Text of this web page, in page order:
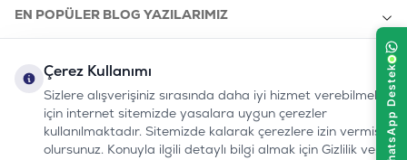
EN POPÜLER BLOG YAZILARIMIZ
KURUMSAL
bizi takip edin:
0232 7000 212
Çerez Kullanımı
Sizlere alışverişiniz sırasında daha iyi hizmet verebilmek
için internet sitemizde yasalara uygun çerezler
kullanılmaktadır. Sitemizde kalarak çerezlere izin vermiş
olursunuz. Konuyla ilgili detaylı bilgi almak için Gizlilik ve